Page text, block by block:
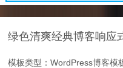
绿色清爽经典博客响应
模板类型：WordPress博客模